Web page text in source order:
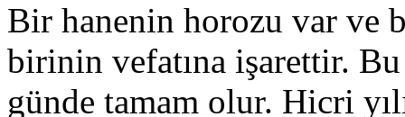
Bir hanenin horozu var ve
birinin vefatına işarettir.
günde tamam olur. Hicri